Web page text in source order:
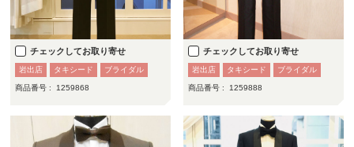
チェックしてお取り寄せ
岩出店 タキシード ブライダル
商品番号 : 1259868
チェックしてお取り寄せ
岩出店 タキシード ブライダル
商品番号 : 1259888